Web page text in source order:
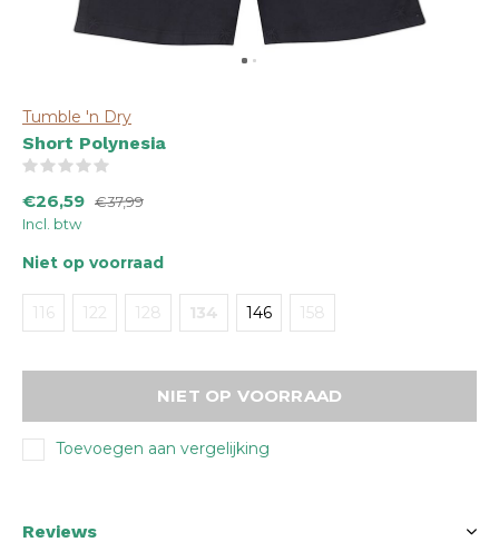
Tumble 'n Dry
Short Polynesia
€26,59 €37,99
Incl. btw
Niet op voorraad
116 122 128 134 146 158
NIET OP VOORRAAD
Toevoegen aan vergelijking
Reviews